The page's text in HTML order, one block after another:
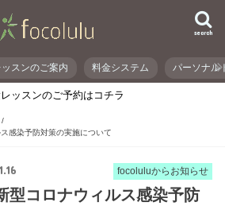
search
スンのご案内 料金システム パーソナル
ッスンのご予約はコチラ
感染予防対策の実施について
focoluluからお知らせ
型コロナウィルス感染予防